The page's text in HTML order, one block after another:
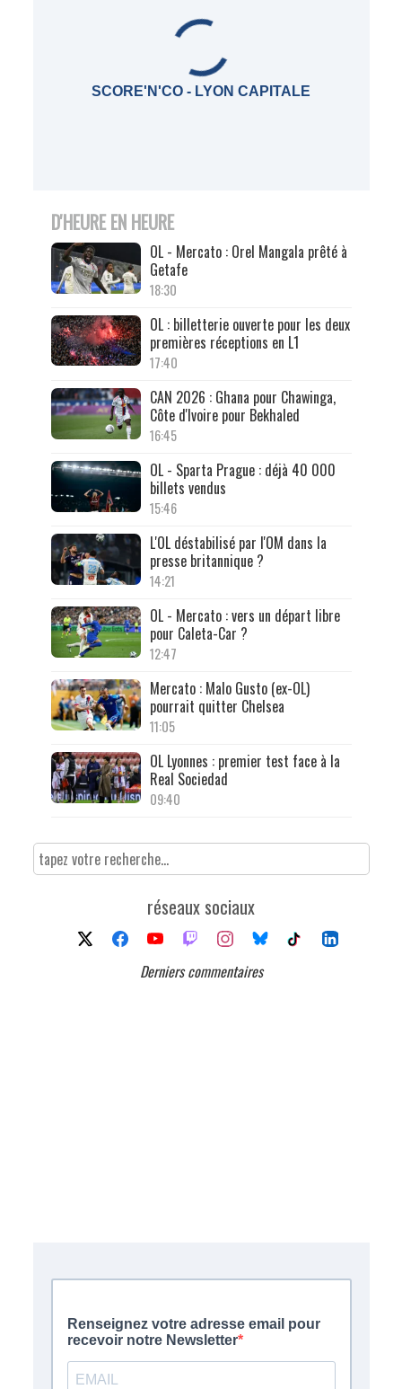
SCORE'N'CO - LYON CAPITALE
D'HEURE EN HEURE
OL - Mercato : Orel Mangala prêté à
Getafe
18:30
OL : billetterie ouverte pour les deux
premières réceptions en L1
17:40
CAN 2026 : Ghana pour Chawinga,
Côte d'Ivoire pour Bekhaled
16:45
OL - Sparta Prague : déjà 40 000
billets vendus
15:46
L'OL déstabilisé par l'OM dans la
presse britannique ?
14:21
OL - Mercato : vers un départ libre
pour Caleta-Car ?
12:47
Mercato : Malo Gusto (ex-OL)
pourrait quitter Chelsea
11:05
OL Lyonnes : premier test face à la
Real Sociedad
09:40
réseaux sociaux
Derniers commentaires